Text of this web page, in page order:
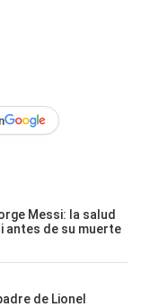
Messi: la salud
antes de su muerte
de Lionel